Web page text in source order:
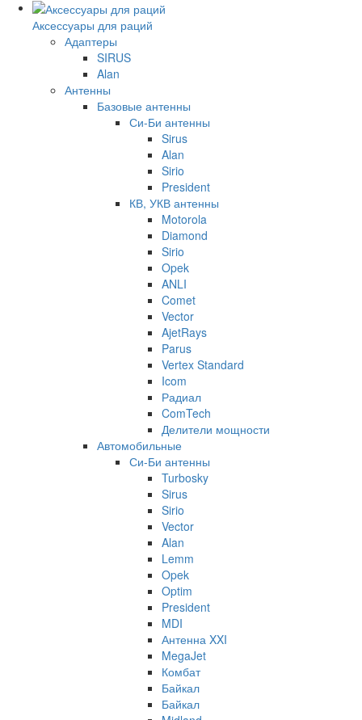
Аксессуары для раций
Адаптеры
SIRUS
Alan
Антенны
Базовые антенны
Си-Би антенны
Sirus
Alan
Sirio
President
КВ, УКВ антенны
Motorola
Diamond
Sirio
Opek
ANLI
Comet
Vector
AjetRays
Parus
Vertex Standard
Icom
Радиал
ComTech
Делители мощности
Автомобильные
Си-Би антенны
Turbosky
Sirus
Sirio
Vector
Alan
Lemm
Opek
Optim
President
MDI
Антенна XXI
MegaJet
Комбат
Байкал
Байкал